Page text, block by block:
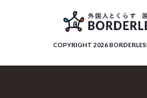
COPYRIGHT 2026